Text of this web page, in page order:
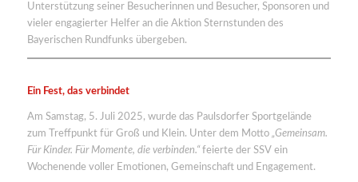
Unterstützung seiner Besucherinnen und Besucher, Sponsoren und
vieler engagierter Helfer an die Aktion Sternstunden des
Bayerischen Rundfunks übergeben.
Ein Fest, das verbindet
Am Samstag, 5. Juli 2025, wurde das Paulsdorfer Sportgelände
zum Treffpunkt für Groß und Klein. Unter dem Motto „Gemeinsam.
Für Kinder. Für Momente, die verbinden.“feierte der SSV ein
Wochenende voller Emotionen, Gemeinschaft und Engagement.